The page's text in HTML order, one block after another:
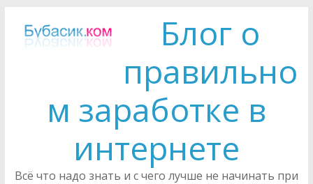
Блог о
правильно
м заработке в
интернете
Всё что надо знать и с чего лучше не начинать при